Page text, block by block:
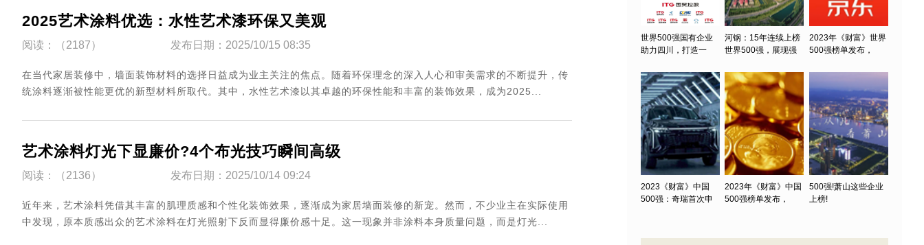
2025艺术涂料优选：水性艺术漆环保又美观
阅读：（2187） 发布日期：2025/10/15 08:35
在当代家居装修中，墙面装饰材料的选择日益成为业主关注的焦点。随着环保理念的深入人心和审美需求的不断提升，传
统涂料逐渐被性能更优的新型材料所取代。其中，水性艺术漆以其卓越的环保性能和丰富的装饰效果，成为2025...
艺术涂料灯光下显廉价?4个布光技巧瞬间高级
阅读：（2136） 发布日期：2025/10/14 09:24
近年来，艺术涂料凭借其丰富的肌理质感和个性化装饰效果，逐渐成为家居墙面装修的新宠。然而，不少业主在实际使用
中发现，原本质感出众的艺术涂料在灯光照射下反而显得廉价感十足。这一现象并非涂料本身质量问题，而是灯光...
世界500强国有企业
助力四川，打造一
河钢：15年连续上榜
世界500强，展现强
2023年《财富》世界
500强榜单发布，
2023《财富》中国
500强：奇瑞首次申
2023年《财富》中国
500强榜单发布，
500强!萧山这些企业
上榜!